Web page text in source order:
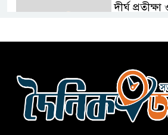
দীর্ঘ
ফুলবাড়িয়া
কারাগারে-৩
নতুন আশা’র